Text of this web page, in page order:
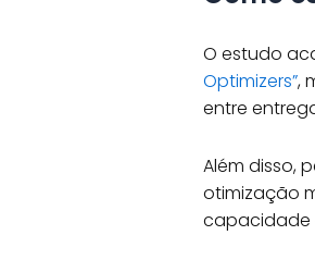
O estudo
Optimizers”,
entre
Além disso,
otimização
capacidade